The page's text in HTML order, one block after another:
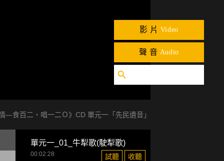
影片 Video
聲音 Audio
—食百二，唱一二Ｏ》CD 單元一「先民遺音」
單元一_01_牛犁歌(駛犁歌)
00:02:28 試聽 收聽